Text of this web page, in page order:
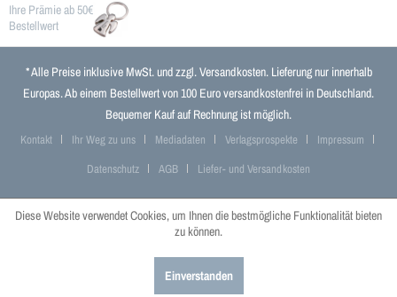
Ihre Prämie ab 50€
Bestellwert
* Alle Preise inklusive MwSt. und zzgl.Versandkosten. Lieferung nur innerhalb
Europas. Ab einem Bestellwert von 100 Euro versandkostenfrei in Deutschland.
Bequemer Kauf auf Rechnung ist möglich.
Kontakt Ihr Weg zu uns Mediadaten Verlagsprospekte
Impressum
Datenschutz
AGB Liefer- und Versandkosten
Diese Website verwendet Cookies, um Ihnen die bestmögliche Funktionalität bieten
zu können.
Einverstanden